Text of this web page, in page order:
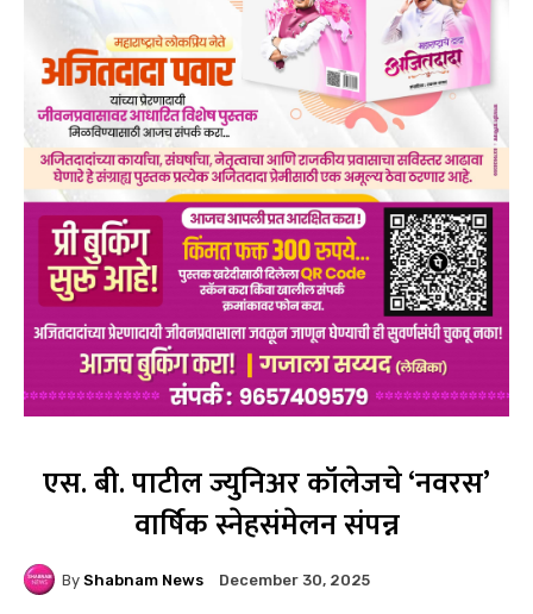
एस. बी. पाटील ज्युनिअर कॉलेजचे ‘नवरस’
वार्षिक स्नेहसंमेलन संपन्न
By Shabnam News December 30, 2025